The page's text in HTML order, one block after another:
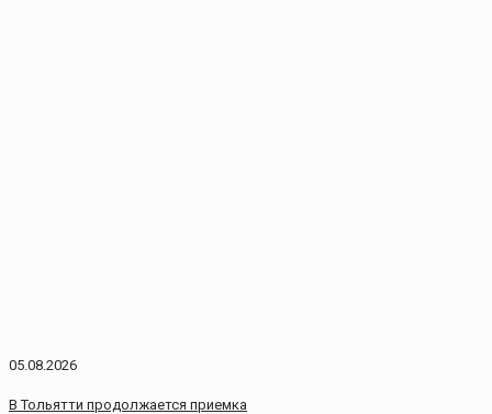
05.08.2026
В Тольятти продолжается приемка